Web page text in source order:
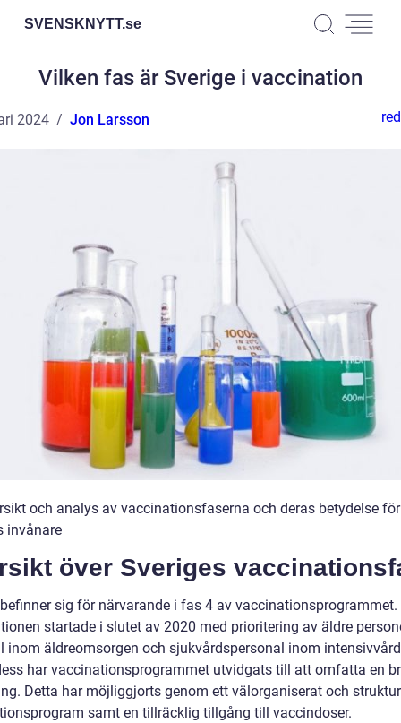
SVENSKNYTT.se
Vilken fas är Sverige i vaccination
2024 Jon Larsson
och analys av vaccinationsfaserna och deras betydelse för
invånare
över Sveriges
sig för närvarande i fas 4 av vaccinationsprogrammet.
startade i slutet av 2020 med prioritering av äldre
inom äldreomsorgen och sjukvårdspersonal inom
har vaccinationsprogrammet utvidgats till att omfatta en
Detta har möjliggjorts genom ett välorganiserat och
samt en tillräcklig tillgång till vaccindoser.